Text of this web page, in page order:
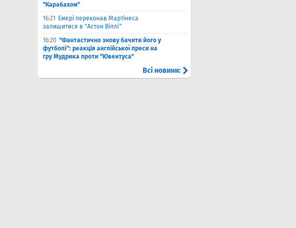
"Карабахом"
16:21
Емері переконав Мартінеса
залишитися в "Астон Віллі"
16:20 "Фантастично знову бачити його у
футболі": реакція англійської преси на
гру Мудрика проти "Ювентуса"
Всі новини: